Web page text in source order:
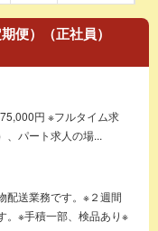
便）（正社員）
円 ※フルタイム求
、パート求人の場...
配送業務です。※２週間
。※手積一部、検品あり※